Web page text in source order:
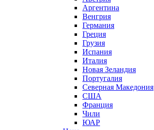
Аргентина
Венгрия
Германия
Греция
Грузия
Испания
Италия
Новая Зеландия
Португалия
Северная Македония
США
Франция
Чили
ЮАР